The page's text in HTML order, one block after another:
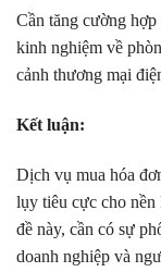
Cần tăng cường
kinh nghiệm về
cảnh thương mại
Kết luận:
Dịch vụ mua hóa
lụy tiêu cực cho
đề này, cần có sự
doanh nghiệp và